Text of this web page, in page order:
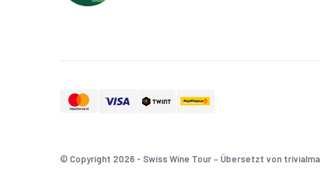
© Copyright 2026 - Swiss Wine Tour – Übersetzt von